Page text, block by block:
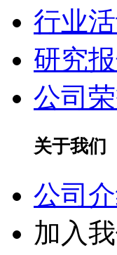
行业
研究
公司
关于我们
公司
加入